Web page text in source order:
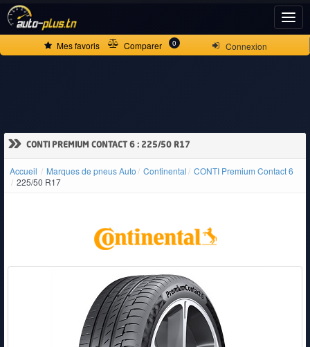
Connexion
Mes favoris Comparer 0
» CONTI PREMIUM CONTACT 6 : 225/50 R17
Accueil Marques de pneus Auto Continental
CONTI Premium Contact 6
225/50 R17
ACCUEIL
NEUVES